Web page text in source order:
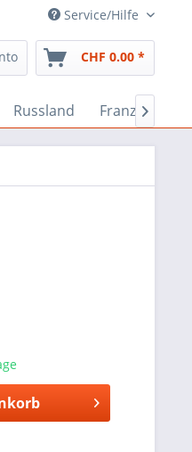
Service/Hilfe
CHF 0.00 *
Russland Französisch
